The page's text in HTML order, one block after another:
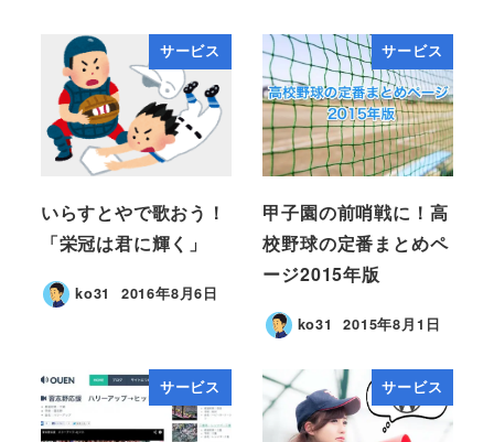
サービス
いらすとやで歌おう！
「栄冠は君に輝く」
ko31 2016年8月6日
サービス
甲子園の前哨戦に！高
校野球の定番まとめペ
ージ2015年版
ko31 2015年8月1日
サービス サービス